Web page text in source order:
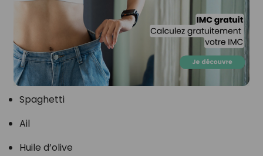
Spaghetti
Ail
Huile d’olive